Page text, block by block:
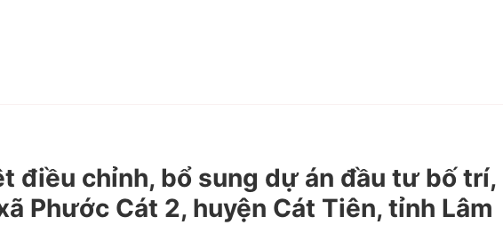
điều chỉnh, bổ sung dự án đầu tư bố trí,
Phước Cát 2, huyện Cát Tiên, tỉnh Lâm